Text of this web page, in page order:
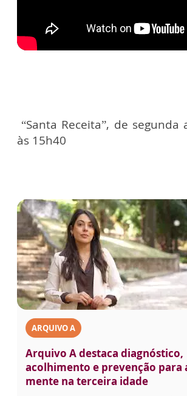
“Santa Receita”, de segunda
às 15h40
ARQUIVO A
Arquivo A destaca diagnóstico,
acolhimento e prevenção para
mente na terceira idade